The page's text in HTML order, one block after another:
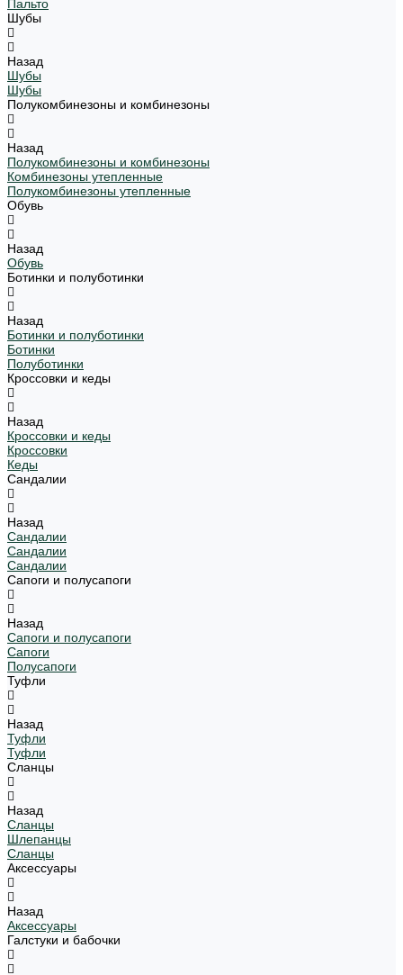
Пальто
Шубы
Назад
Шубы
Шубы
Полукомбинезоны и комбинезоны
Назад
Полукомбинезоны и комбинезоны
Комбинезоны утепленные
Полукомбинезоны утепленные
Обувь
Назад
Обувь
Ботинки и полуботинки
Назад
Ботинки и полуботинки
Ботинки
Полуботинки
Кроссовки и кеды
Назад
Кроссовки и кеды
Кроссовки
Кеды
Сандалии
Назад
Сандалии
Сандалии
Сандалии
Сапоги и полусапоги
Назад
Сапоги и полусапоги
Сапоги
Полусапоги
Туфли
Назад
Туфли
Туфли
Сланцы
Назад
Сланцы
Шлепанцы
Сланцы
Аксессуары
Назад
Аксессуары
Галстуки и бабочки